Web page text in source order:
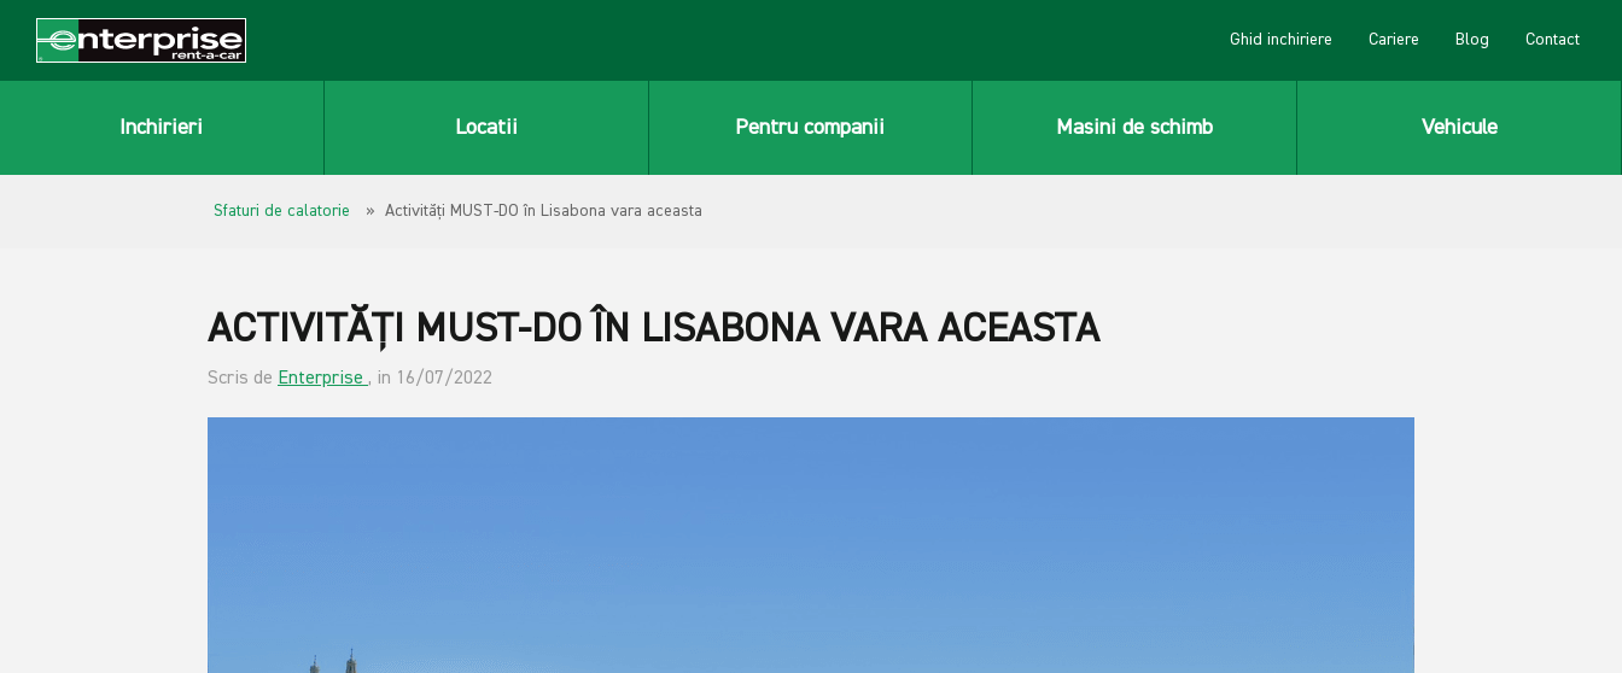
Ghid inchiriere Cariere Blog Contact
Inchirieri Locatii Pentru companii Masini de schimb Vehicule
Sfaturi de calatorie » Activități MUST-DO în Lisabona vara aceasta
ACTIVITĂȚI MUST-DO ÎN LISABONA VARA ACEASTA
Scris de Enterprise , in 16/07/2022